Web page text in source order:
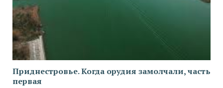
Приднестровье. Когда орудия замолчали, часть
первая